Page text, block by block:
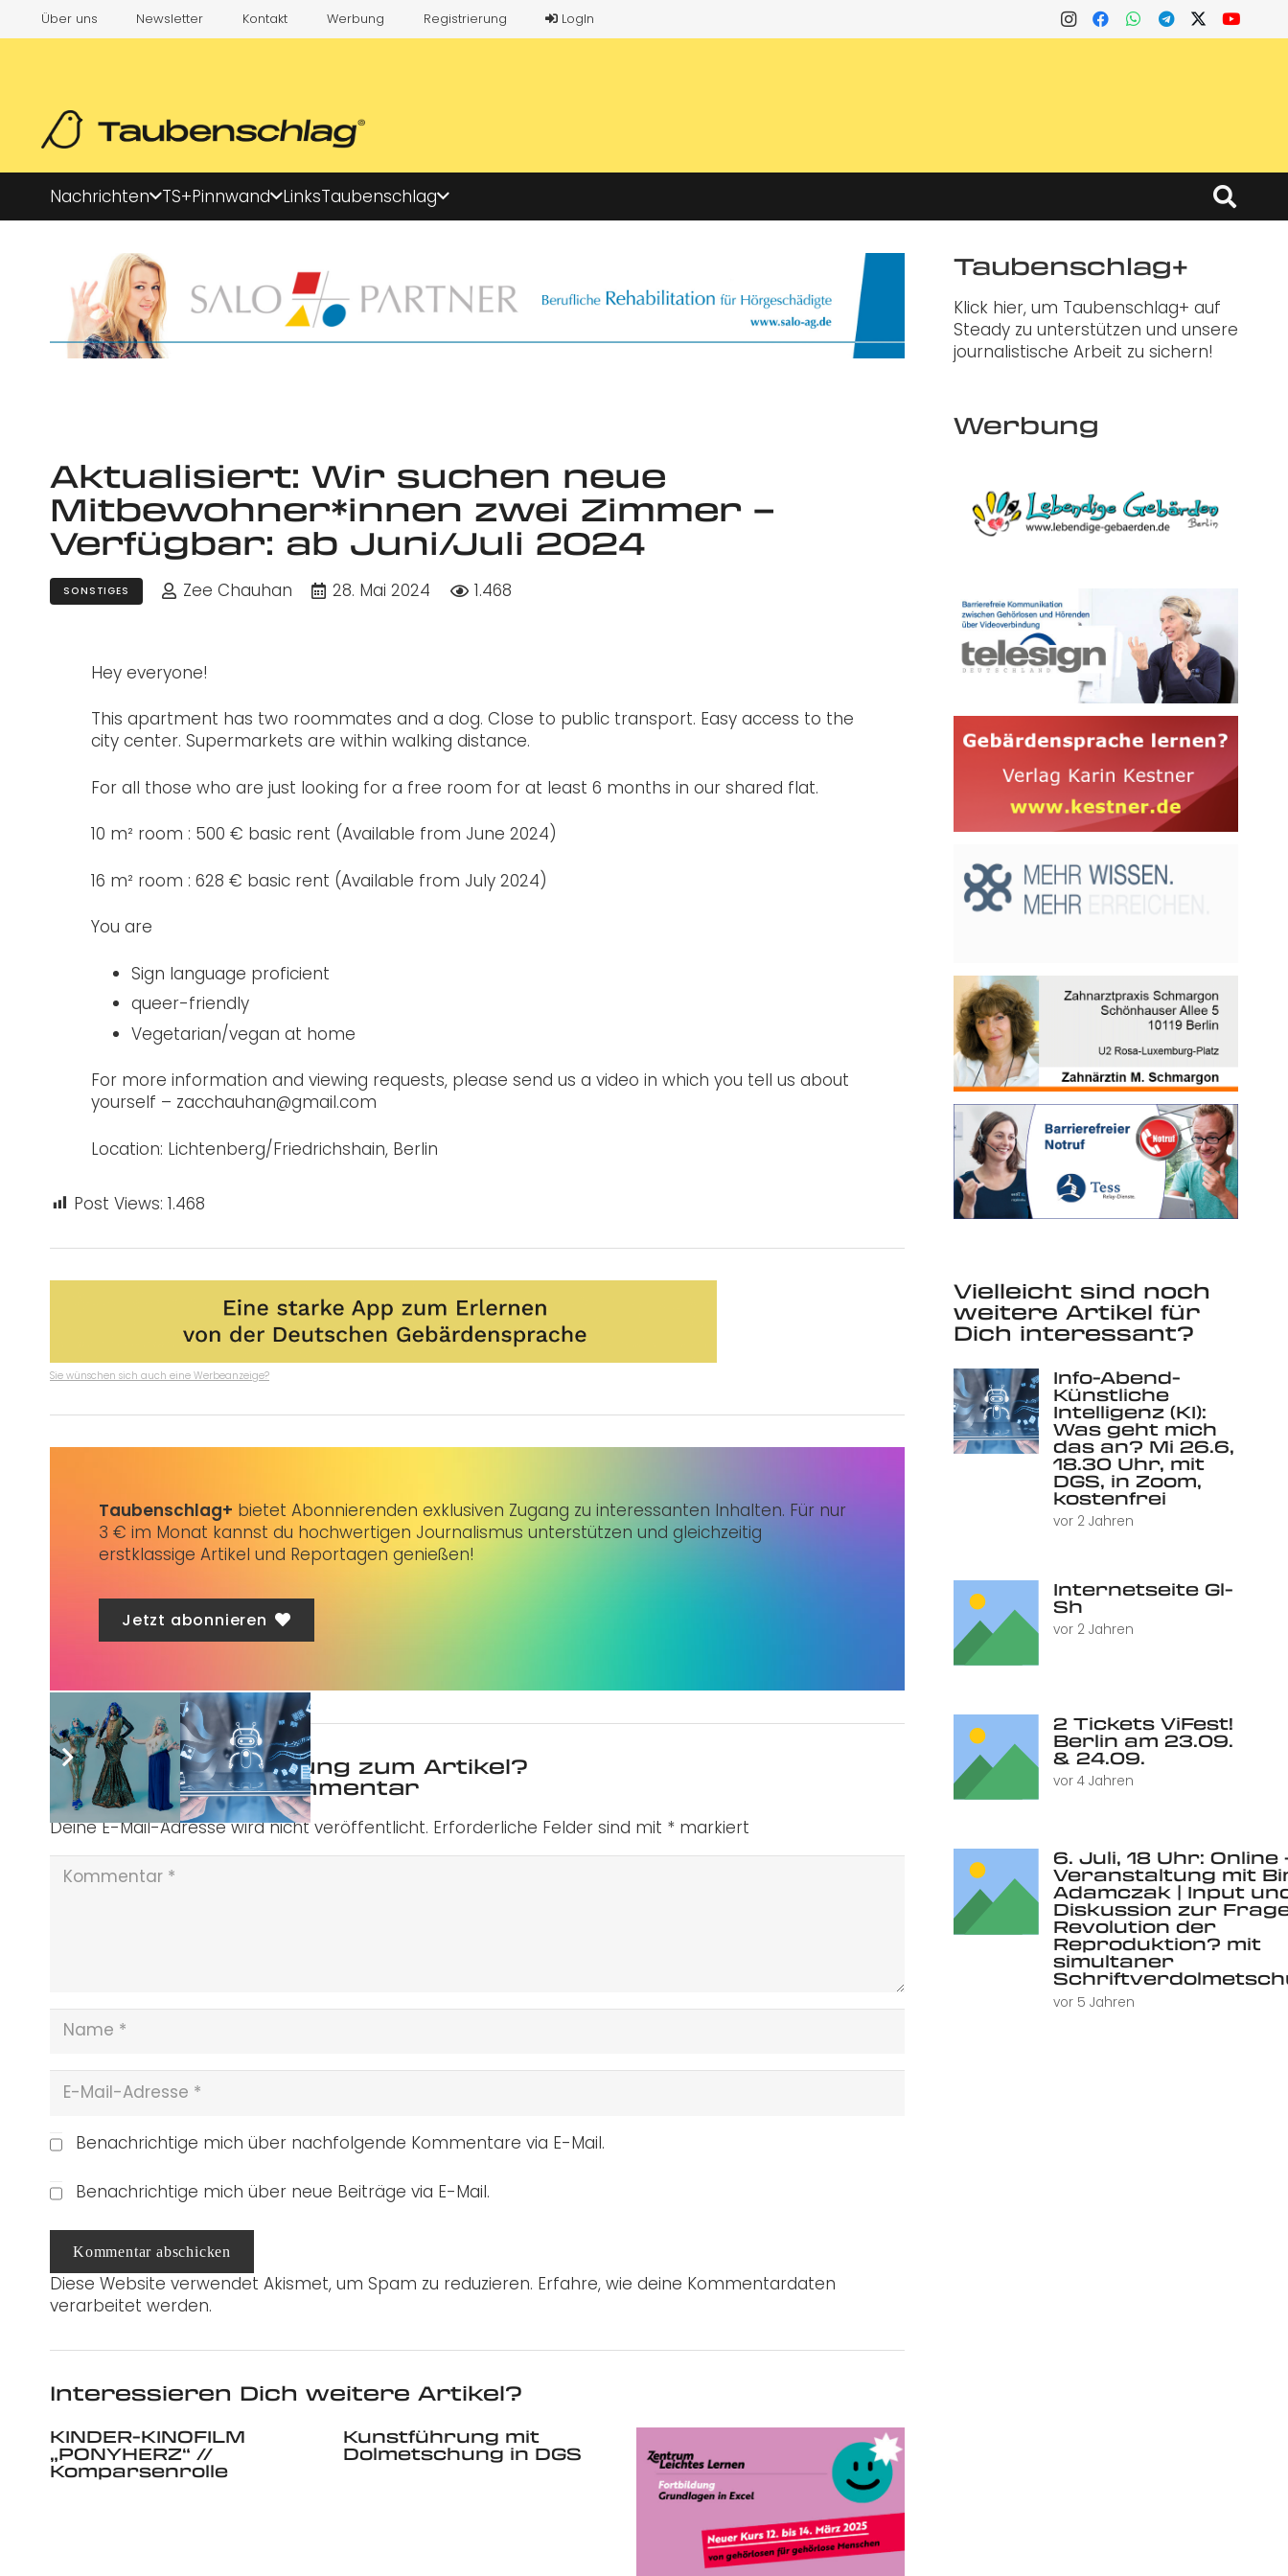
Über uns Newsletter Kontakt Werbung Registrierung LogIn
Nachrichten TS+Pinnwand LinksTaubenschlag
Aktualisiert: Wir suchen neue
Mitbewohner*innen zwei Zimmer –
Verfügbar: ab Juni/Juli 2024
SONSTIGES Zee Chauhan 28. Mai 2024 1.468
Hey everyone!
This apartment has two roommates and a dog. Close to public transport. Easy access to the
city center. Supermarkets are within walking distance.
For all those who are just looking for a free room for at least 6 months in our shared flat.
10 m² room : 500 € basic rent (Available from June 2024)
16 m² room : 628 € basic rent (Available from July 2024)
You are
Sign language proficient
queer-friendly
Vegetarian/vegan at home
For more information and viewing requests, please send us a video in which you tell us about
yourself – zacchauhan@gmail.com
Location: Lichtenberg/Friedrichshain, Berlin
Post Views: 1.468
Sie wünschen sich auch eine Werbeanzeige?
Taubenschlag+ bietet Abonnierenden exklusiven Zugang zu interessanten Inhalten. Für nur
3 € im Monat kannst du hochwertigen Journalismus unterstützen und gleichzeitig
erstklassige Artikel und Reportagen genießen!
Jetzt abonnieren
Was ist deine Meinung zum Artikel?
Schreibe einen Kommentar
Deine E-Mail-Adresse wird nicht veröffentlicht. Erforderliche Felder sind mit * markiert
Benachrichtige mich über nachfolgende Kommentare via E-Mail.
Benachrichtige mich über neue Beiträge via E-Mail.
Kommentar abschicken
Diese Website verwendet Akismet, um Spam zu reduzieren. Erfahre, wie deine Kommentardaten
verarbeitet werden.
Interessieren Dich weitere Artikel?
KINDER-KINOFILM
„PONYHERZ“ //
Komparsenrolle
Kunstführung mit
Dolmetschung in DGS
Taubenschlag+
Klick hier, um Taubenschlag+ auf
Steady zu unterstützen und unsere
journalistische Arbeit zu sichern!
Werbung
Vielleicht sind noch
weitere Artikel für
Dich interessant?
Info-Abend-
Künstliche
Intelligenz (KI):
Was geht mich
das an? Mi 26.6,
18.30 Uhr, mit
DGS, in Zoom,
kostenfrei
vor 2 Jahren
Internetseite Gl-
Sh
vor 2 Jahren
2 Tickets ViFest!
Berlin am 23.09.
& 24.09.
vor 4 Jahren
6. Juli, 18 Uhr: Online
Veranstaltung mit
Adamczak | Input
Diskussion zur
Revolution der
Reproduktion? mit
simultaner
vor 5 Jahren